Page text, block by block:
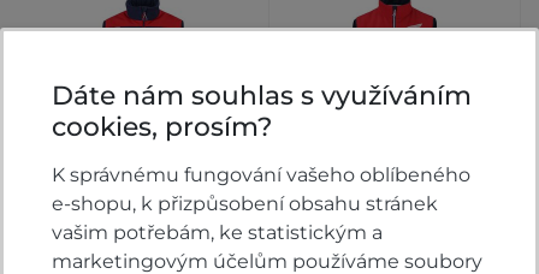
L XL
Vesta Honda Racing
navy
,XL
Vesta Honda Racing
Honda red/navy
Dáte nám souhlas s využíváním
cookies, prosím?
K správnému fungování vašeho oblíbeného
e-shopu, k přizpůsobení obsahu stránek
vašim potřebám, ke statistickým a
marketingovým účelům používáme soubory